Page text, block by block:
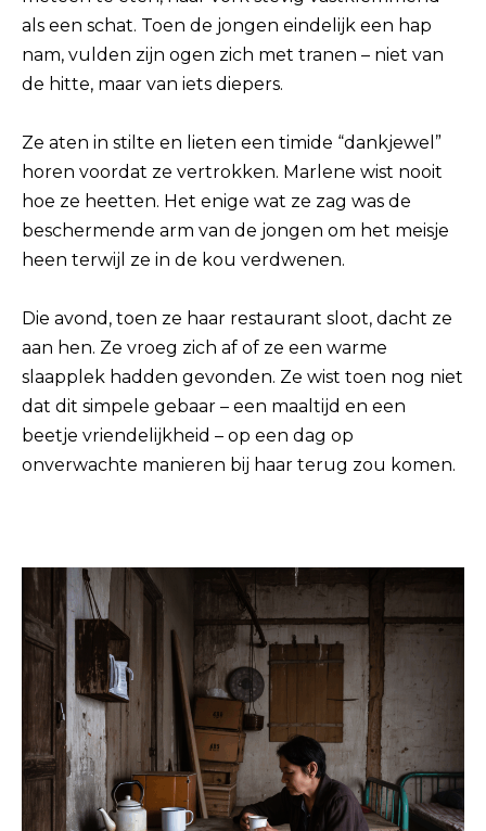
als een schat. Toen de jongen eindelijk een hap
nam, vulden zijn ogen zich met tranen – niet van
de hitte, maar van iets diepers.
Ze aten in stilte en lieten een timide “dankjewel”
horen voordat ze vertrokken. Marlene wist nooit
hoe ze heetten. Het enige wat ze zag was de
beschermende arm van de jongen om het meisje
heen terwijl ze in de kou verdwenen.
Die avond, toen ze haar restaurant sloot, dacht ze
aan hen. Ze vroeg zich af of ze een warme
slaapplek hadden gevonden. Ze wist toen nog niet
dat dit simpele gebaar – een maaltijd en een
beetje vriendelijkheid – op een dag op
onverwachte manieren bij haar terug zou komen.